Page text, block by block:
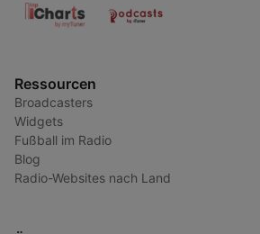
Ressourcen
Broadcasters
Widgets
Fußball im Radio
Blog
Radio-Websites nach Land